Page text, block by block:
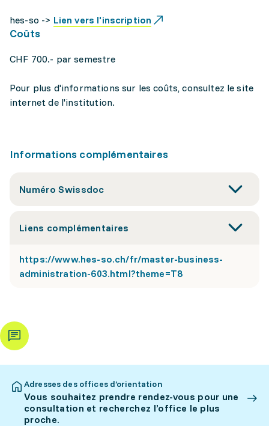
hes-so -> Lien vers l'inscription
Coûts
CHF 700.- par semestre
Pour plus d'informations sur les coûts, consultez le site
internet de l'institution.
Informations complémentaires
Numéro Swissdoc
Liens complémentaires
https://www.hes-so.ch/fr/master-business-
administration-603.html?theme=T8
Adresses des offices d’orientation
Vous souhaitez prendre rendez-vous pour une
consultation et recherchez l’office le plus
proche.